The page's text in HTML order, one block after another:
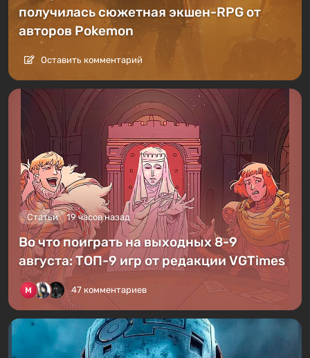
получилась сюжетная экшен-RPG от
авторов Pokemon
Оставить комментарий
Статьи 19 часов назад
Во что поиграть на выходных 8-9
августа: ТОП-9 игр от редакции VGTimes
47 комментариев